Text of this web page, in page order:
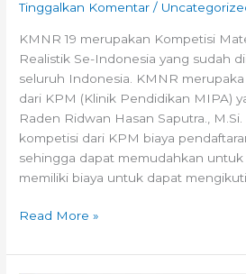
Tinggalkan Komentar /
KMNR 19 merupakan Kompetisi
Realistik Se-Indonesia yang sudah
seluruh Indonesia. KMNR
dari KPM (Klinik Pendidikan MIPA)
Raden Ridwan Hasan Saputra.,
kompetisi dari KPM biaya
sehingga dapat memudahkan
memiliki biaya untuk dapat mengikuti
Read More »